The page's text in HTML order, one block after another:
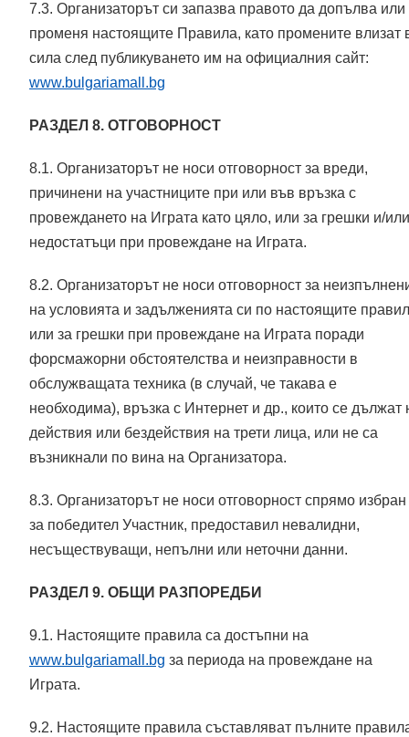
7.3. Организаторът си запазва правото да допълва или
променя настоящите Правила, като промените влизат
сила след публикуването им на официалния сайт:
www.bulgariamall.bg
РАЗДЕЛ 8. ОТГОВОРНОСТ
8.1. Организаторът не носи отговорност за вреди,
причинени на участниците при или във връзка с
провеждането на Играта като цяло, или за грешки и/или
недостатъци при провеждане на Играта.
8.2. Организаторът не носи отговорност за
на условията и задълженията си по настоящите
или за грешки при провеждане на Играта поради
форсмажорни обстоятелства и неизправности в
обслужващата техника (в случай, че такава е
необходима), връзка с Интернет и др., които се дължат
действия или бездействия на трети лица, или не са
възникнали по вина на Организатора.
8.3. Организаторът не носи отговорност спрямо избран
за победител Участник, предоставил невалидни,
несъществуващи, непълни или неточни данни.
РАЗДЕЛ 9. ОБЩИ РАЗПОРЕДБИ
9.1. Настоящите правила са достъпни на
www.bulgariamall.bg за периода на провеждане на
Играта.
9.2. Настоящите правила съставляват пълните